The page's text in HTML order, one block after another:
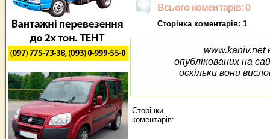
Всього коментарів: 0
Сторінка коментарів: 1
www.kaniv.net
опублікованих на
оскільки вони
Сторінки
коментарів: